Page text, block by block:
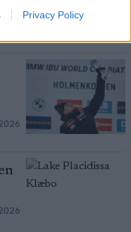
Privacy Policy